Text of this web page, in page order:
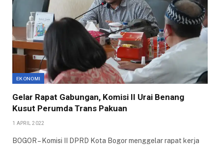
EKONOMI
Gelar Rapat Gabungan, Komisi II Urai Benang
Kusut Perumda Trans Pakuan
1 APRIL 2022
BOGOR – Komisi II DPRD Kota Bogor menggelar rapat kerja